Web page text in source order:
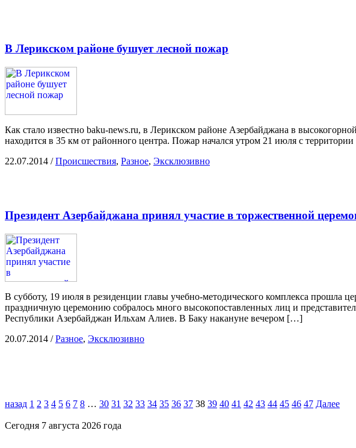
В Лерикском районе бушует лесной пожар
Как стало известно baku-news.ru, в Лерикском районе Азербайджана в
находится в 35 км от районного центра. Пожар начался утром 21 июля с
22.07.2014 /Происшествия, Разное, Эксклюзивно
Президент Азербайджана принял участие в торжественной
В субботу, 19 июля в резиденции главы учебно-методического комплекса прошла
праздничную церемонию собралось много высокопоставленных лиц и
Республики Азербайджан Ильхам Алиев. В Баку накануне вечером […]
20.07.2014 /Разное, Эксклюзивно
назад 1 2 3 4 5 6 7 8 … 30 31 32 33 34 35 36 37 38 39 40 41 42 43 44 45 46 47 Далее
Сегодня 7 августа 2026 года